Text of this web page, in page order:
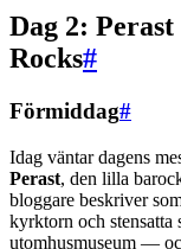
Dag 2:
Rocks#
Förmiddag#
Idag väntar dagens
Perast, den lilla
bloggare beskriver
kyrktorn och stensatta
utomhusmuseum —